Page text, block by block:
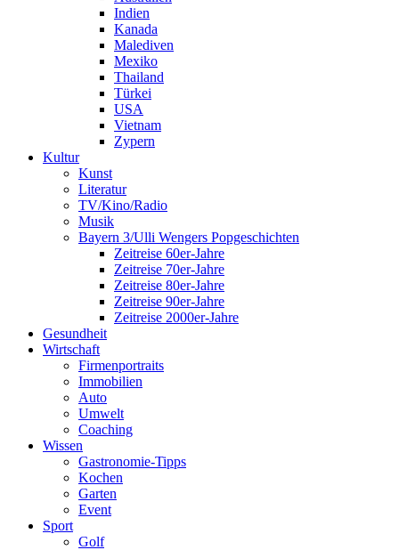
Indien
Kanada
Malediven
Mexiko
Thailand
Türkei
USA
Vietnam
Zypern
Kultur
Kunst
Literatur
TV/Kino/Radio
Musik
Bayern 3/Ulli Wengers Popgeschichten
Zeitreise 60er-Jahre
Zeitreise 70er-Jahre
Zeitreise 80er-Jahre
Zeitreise 90er-Jahre
Zeitreise 2000er-Jahre
Gesundheit
Wirtschaft
Firmenportraits
Immobilien
Auto
Umwelt
Coaching
Wissen
Gastronomie-Tipps
Kochen
Garten
Event
Sport
Golf